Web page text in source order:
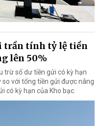
trần tính tỷ lệ tiền
lên 50%
trừ số dư tiền gửi có kỳ hạn
so với tổng tiền gửi được nâng
có kỳ hạn của Kho bạc.